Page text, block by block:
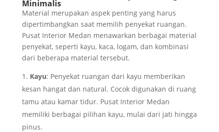
Minimalis
Material merupakan aspek penting yang harus
dipertimbangkan saat memilih penyekat ruangan.
Pusat Interior Medan menawarkan berbagai material
penyekat, seperti kayu, kaca, logam, dan kombinasi
dari beberapa material tersebut.
Kayu: Penyekat ruangan dari kayu memberikan
kesan hangat dan natural. Cocok digunakan di ruang
tamu atau kamar tidur. Pusat Interior Medan
memiliki berbagai pilihan kayu, mulai dari jati hingga
pinus.